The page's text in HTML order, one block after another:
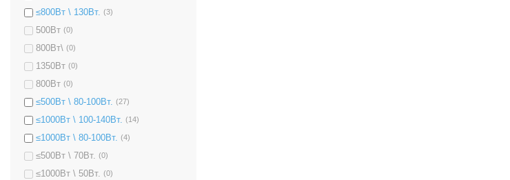
≤800Вт \ 130Вт. (3)
500Вт (0)
800Вт\ (0)
1350Вт (0)
800Вт (0)
≤500Вт \ 80-100Вт. (27)
≤1000Вт \ 100-140Вт. (14)
≤1000Вт \ 80-100Вт. (4)
≤500Вт \ 70Вт. (0)
≤1000Вт \ 50Вт. (0)